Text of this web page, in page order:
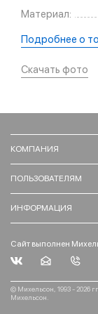
Материал:
Подробнее о
Скачать фото
КОМПАНИЯ
ПОЛЬЗОВАТЕЛЯМ
ИНФОРМАЦИЯ
Сайт выполнен
© Михельсон, 1993 - 2026
Михельсон.